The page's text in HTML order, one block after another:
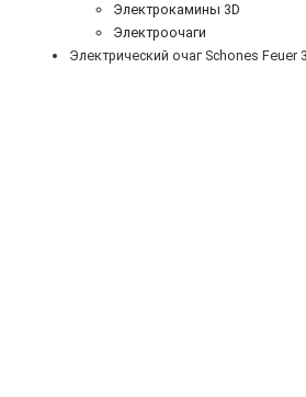
Электрокамины 3D
Электроочаги
Электрический очаг Schones Feuer